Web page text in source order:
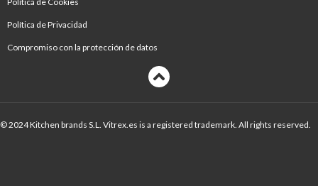
Política de Privacidad
Compromiso con la protección de datos
© 2024 Kitchen brands S.L. Vitrex.es is a registered trademark. All rights reserved.